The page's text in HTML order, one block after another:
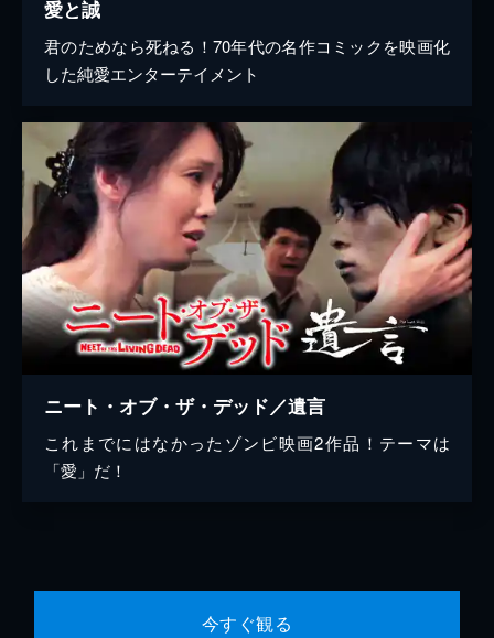
愛と誠
君のためなら死ねる！70年代の名作コミックを映画化
した純愛エンターテイメント
ニート・オブ・ザ・デッド／遺言
これまでにはなかったゾンビ映画2作品！テーマは
「愛」だ！
今すぐ観る